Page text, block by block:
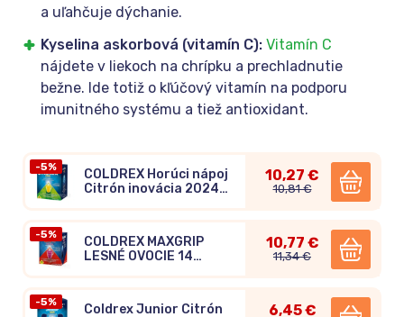
a uľahčuje dýchanie.
Kyselina askorbová (vitamín C): Vitamín C
nájdete v liekoch na chrípku a prechladnutie
bežne. Ide totiž o kľúčový vitamín na podporu
imunitného systému a tiež antioxidant.
-5%
COLDREX Horúci nápoj
Citrón inovácia 2024,
10,27 €
10,81 €
-5%
COLDREX MAXGRIP
LESNÉ OVOCIE 14
10,77 €
11,34 €
-5%
Coldrex Junior Citrón
6,45 €